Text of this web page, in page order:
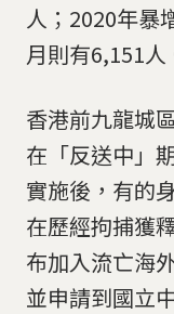
人；2020年暴
月則有6,151人
香港前九龍城
在「反送中」
實施後，有的
在歷經拘捕獲
布加入流亡海
並申請到國立